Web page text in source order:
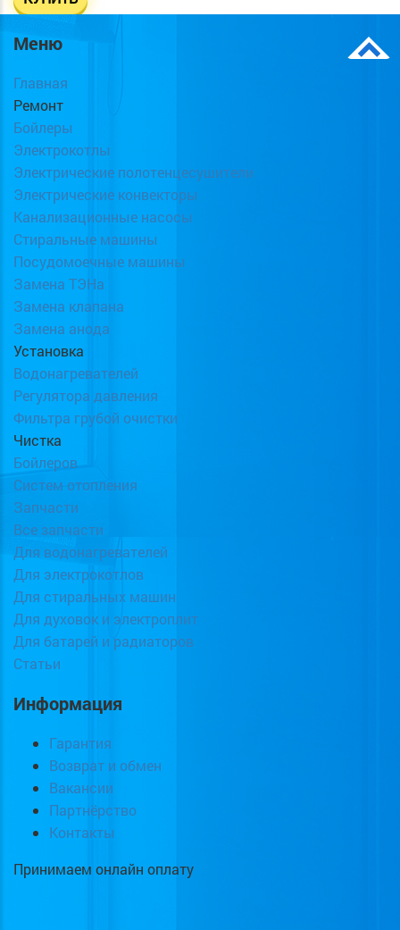
Меню
Главная
Ремонт
Бойлеры
Электрокотлы
Электрические полотенцесушители
Электрические конвекторы
Канализационные насосы
Стиральные машины
Посудомоечные машины
Замена ТЭНа
Замена клапана
Замена анода
Установка
Водонагревателей
Регулятора давления
Фильтра грубой очистки
Чистка
Бойлеров
Систем отопления
Запчасти
Все запчасти
Для водонагревателей
Для электрокотлов
Для стиральных машин
Для духовок и электроплит
Для батарей и радиаторов
Статьи
Информация
Гарантия
Возврат и обмен
Вакансии
Партнёрство
Контакты
Принимаем онлайн оплату